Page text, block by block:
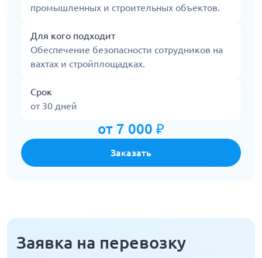
промышленных и строительных объектов.
Для кого подходит
Обеспечение безопасности сотрудников на
вахтах и стройплощадках.
Срок
от 30 дней
от 7 000 ₽
Заказать
Заявка на перевозку